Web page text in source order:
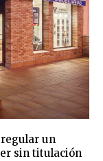
un
sin titulación